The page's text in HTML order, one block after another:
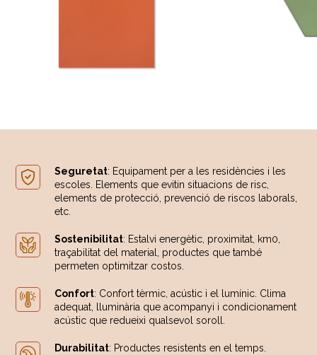
Seguretat: Equipament per a les residències i les
escoles. Elements que evitin situacions de risc,
elements de protecció, prevenció de riscos laborals,
etc.
Sostenibilitat: Estalvi energètic, proximitat, km0,
traçabilitat del material, productes que també
permeten optimitzar costos.
Confort: Confort tèrmic, acústic i el lumínic. Clima
adequat, lluminària que acompanyi i condicionament
acústic que redueixi qualsevol soroll.
Durabilitat: Productes resistents en el temps.